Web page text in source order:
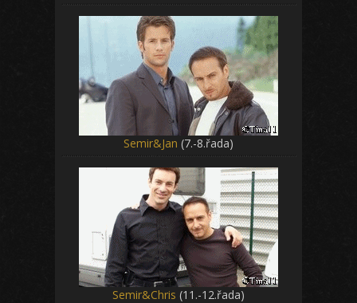
Semir&Jan (7.-8.řada)
Semir&Chris (11.-12.řada)